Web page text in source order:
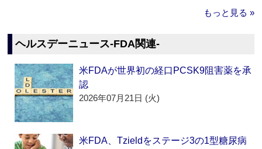
もっと見る »
ヘルスデーニュース‐FDA関連‐
米FDAが世界初の経口PCSK9阻害薬を承
認
2026年07月21日 (火)
米FDA、Tzieldをステージ3の1型糖尿病